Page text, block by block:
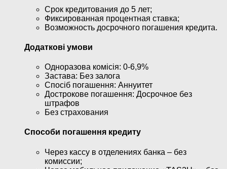
Срок кредитования до 5 лет;
Фиксированная процентная ставка;
Возможность досрочного погашения кредита.
Додаткові умови
Одноразова комісія: 0-6,9%
Застава: Без залога
Спосіб погашення: Aннуитет
Дострокове погашення: Досрочное без
штрафов
Без страхования
Способи погашення кредиту
Через кассу в отделениях банка – без
комиссии;